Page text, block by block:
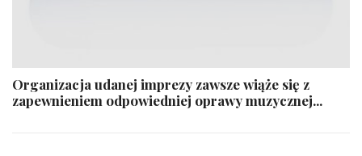
Organizacja udanej imprezy zawsze wiąże się z
zapewnieniem odpowiedniej oprawy muzycznej...